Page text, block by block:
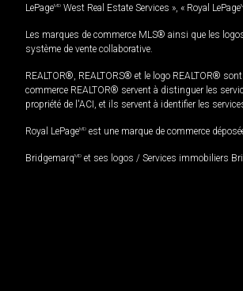
LePageMD West Real Estate Services », « Royal LePage
Les marques de commerce MLS® ainsi que les
système de vente collaborative.
REALTOR®, REALTORS® et le logo REALTOR®
commerce REALTOR® servent à distinguer les
propriété de l'ACI, et ils servent à identifier les
Royal LePageMD est une marque de commerce
BridgemarqMD et ses logos / Services immobiliers